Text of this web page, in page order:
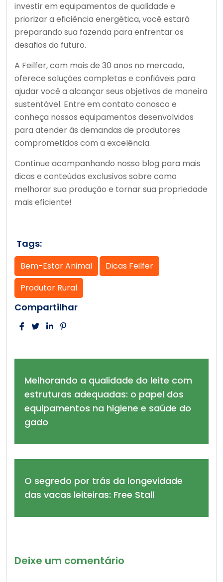
investir em equipamentos de qualidade e
priorizar a eficiência energética, você estará
preparando sua fazenda para enfrentar os
desafios do futuro.
A Feilfer, com mais de 30 anos no mercado,
oferece soluções completas e confiáveis para
ajudar você a alcançar seus objetivos de maneira
sustentável. Entre em contato conosco e
conheça nossos equipamentos desenvolvidos
para atender às demandas de produtores
comprometidos com a excelência.
Continue acompanhando nosso blog para mais
dicas e conteúdos exclusivos sobre como
melhorar sua produção e tornar sua propriedade
mais eficiente!
Tags:
Bem-Estar Animal
Dicas Feilfer
Produtor Rural
Compartilhar
Melhorando a qualidade do leite com
estruturas adequadas: o papel dos
equipamentos na higiene e saúde do
gado
O segredo por trás da longevidade
das vacas leiteiras: Free Stall
Deixe um comentário